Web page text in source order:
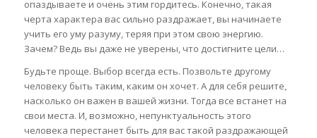
опаздываете и очень этим гордитесь. Конечно, такая
черта характера вас сильно раздражает, вы начинаете
учить его уму разуму, теряя при этом свою энергию.
Зачем? Ведь вы даже не уверены, что достигните цели…
Будьте проще. Выбор всегда есть. Позвольте другому
человеку быть таким, каким он хочет. А для себя решите,
насколько он важен в вашей жизни. Тогда все встанет на
свои места. И, возможно, непунктуальность этого
человека перестанет быть для вас такой раздражающей